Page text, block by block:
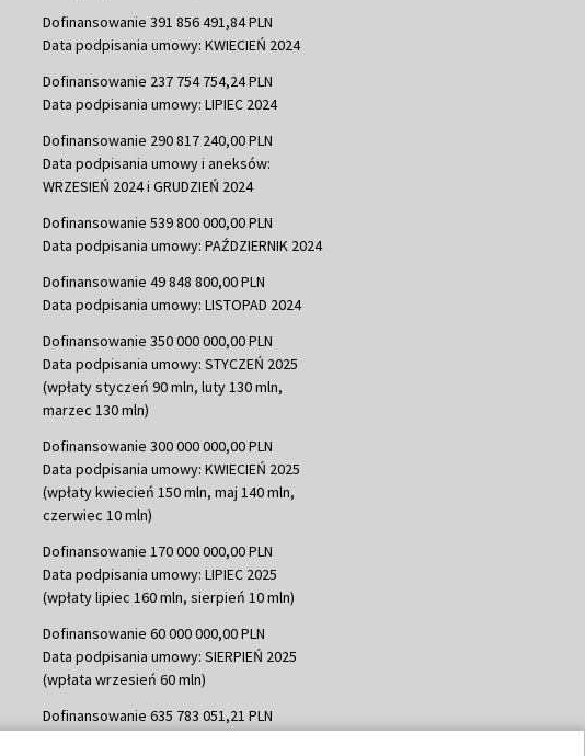
Dofinansowanie 391 856 491,84 PLN
Data podpisania umowy: KWIECIEŃ 2024
Dofinansowanie 237 754 754,24 PLN
Data podpisania umowy: LIPIEC 2024
Dofinansowanie 290 817 240,00 PLN
Data podpisania umowy i aneksów:
WRZESIEŃ 2024 i GRUDZIEŃ 2024
Dofinansowanie 539 800 000,00 PLN
Data podpisania umowy: PAŹDZIERNIK 2024
Dofinansowanie 49 848 800,00 PLN
Data podpisania umowy: LISTOPAD 2024
Dofinansowanie 350 000 000,00 PLN
Data podpisania umowy: STYCZEŃ 2025
(wpłaty styczeń 90 mln, luty 130 mln,
marzec 130 mln)
Dofinansowanie 300 000 000,00 PLN
Data podpisania umowy: KWIECIEŃ 2025
(wpłaty kwiecień 150 mln, maj 140 mln,
czerwiec 10 mln)
Dofinansowanie 170 000 000,00 PLN
Data podpisania umowy: LIPIEC 2025
(wpłaty lipiec 160 mln, sierpień 10 mln)
Dofinansowanie 60 000 000,00 PLN
Data podpisania umowy: SIERPIEŃ 2025
(wpłata wrzesień 60 mln)
Dofinansowanie 635 783 051,21 PLN